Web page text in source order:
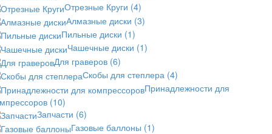
Отрезные Круги (4)
Алмазные диски (3)
Пильные диски (1)
Чашечные диски (1)
Для граверов (6)
Скобы для степлера (4)
Принадлежности для
(10)
Запчасти (6)
Газовые баллоны (1)